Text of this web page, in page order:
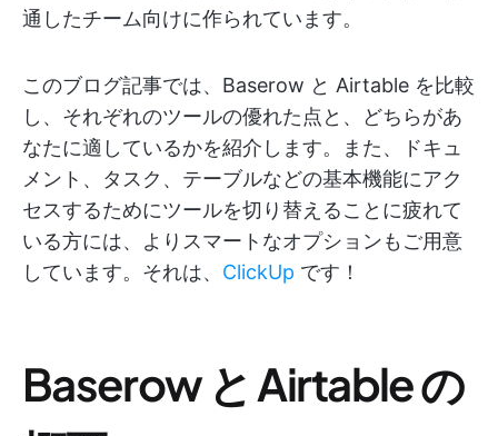
通したチーム向けに作られています。
このブログ記事では、Baserow と Airtable を比較
し、それぞれのツールの優れた点と、どちらがあ
なたに適しているかを紹介します。また、ドキュ
メント、タスク、テーブルなどの基本機能にアク
セスするためにツールを切り替えることに疲れて
いる方には、よりスマートなオプションもご用意
しています。それは、 ClickUp です！
Baserow と Airtable の